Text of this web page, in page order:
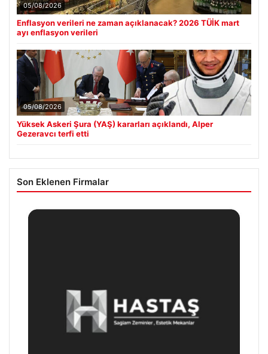
05/08/2026
Enflasyon verileri ne zaman açıklanacak? 2026 TÜİK mart
ayı enflasyon verileri
05/08/2026
Yüksek Askeri Şura (YAŞ) kararları açıklandı, Alper
Gezeravcı terfi etti
Son Eklenen Firmalar